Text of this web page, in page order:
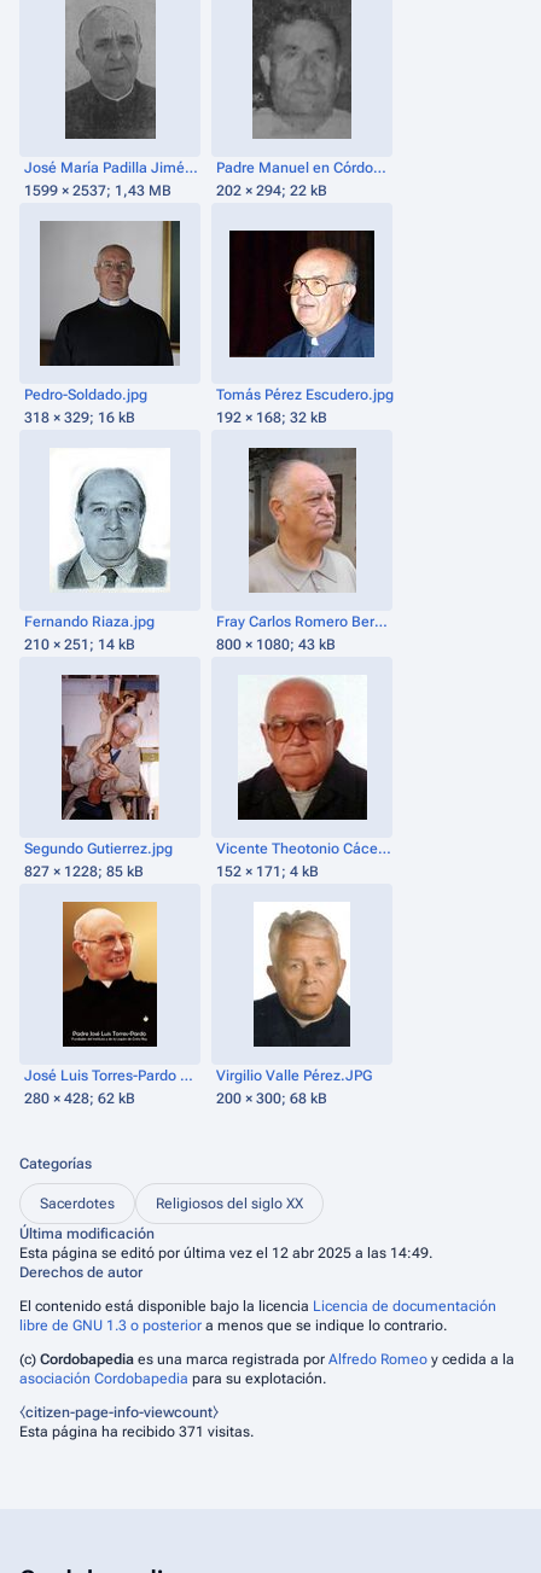
José María Padilla Jiménez.jpg
1599 × 2537; 1,43 MB
Padre Manuel en Córdoba.jpg
202 × 294; 22 kB
Pedro-Soldado.jpg
318 × 329; 16 kB
Tomás Pérez Escudero.jpg
192 × 168; 32 kB
Fernando Riaza.jpg
210 × 251; 14 kB
Fray Carlos Romero Bermúdez.jpg
800 × 1080; 43 kB
Segundo Gutierrez.jpg
827 × 1228; 85 kB
Vicente Theotonio Cáceres.jpg
152 × 171; 4 kB
José Luis Torres-Pardo Moya.jpg
280 × 428; 62 kB
Virgilio Valle Pérez.JPG
200 × 300; 68 kB
Categorías
Sacerdotes
Religiosos del siglo XX
Última modificación
Esta página se editó por última vez el 12 abr 2025 a las 14:49.
Derechos de autor
El contenido está disponible bajo la licencia Licencia de documentación
libre de GNU 1.3 o posterior a menos que se indique lo contrario.
(c) Cordobapedia es una marca registrada por Alfredo Romeo y cedida a la
asociación Cordobapedia para su explotación.
⧼citizen-page-info-viewcount⧽
Esta página ha recibido 371 visitas.